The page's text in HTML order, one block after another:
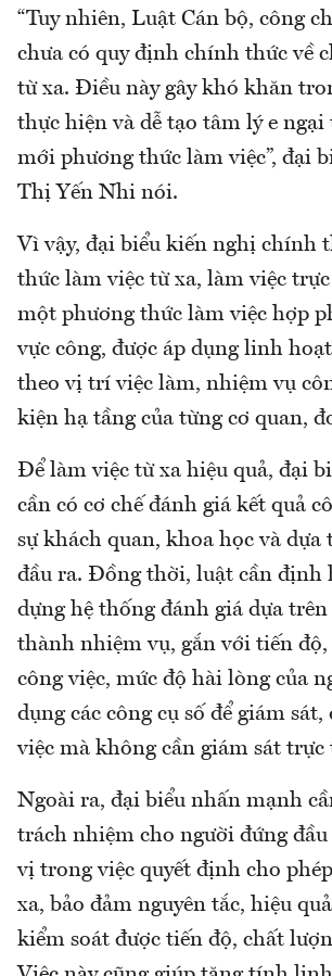
“Tuy nhiên, Luật Cán bộ, công
chưa có quy định chính thức về
từ xa. Điều này gây khó khăn
thực hiện và dễ tạo tâm lý e
mới phương thức làm việc”, đại
Thị Yến Nhi nói.
Vì vậy, đại biểu kiến nghị chính
thức làm việc từ xa, làm việc
một phương thức làm việc hợp
vực công, được áp dụng linh
theo vị trí việc làm, nhiệm vụ
kiện hạ tầng của từng cơ quan,
Để làm việc từ xa hiệu quả, đại
cần có cơ chế đánh giá kết quả
sự khách quan, khoa học và dựa
đầu ra. Đồng thời, luật cần định
dựng hệ thống đánh giá dựa
thành nhiệm vụ, gắn với tiến
công việc, mức độ hài lòng của
dụng các công cụ số để giám
việc mà không cần giám sát trực
Ngoài ra, đại biểu nhấn mạnh
trách nhiệm cho người đứng đầu
vị trong việc quyết định cho
xa, bảo đảm nguyên tắc, hiệu
kiểm soát được tiến độ, chất